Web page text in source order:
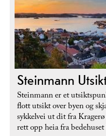
Steinmann
Steinmann er et
flott utsikt over byen og
sykkelvei ut dit fra
rett opp heia fra